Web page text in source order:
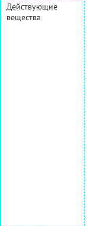
Действующие
вещества